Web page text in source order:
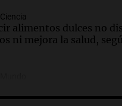
Ciencia
alimentos dulces no
ni mejora la salud,
evidenciando la crisis